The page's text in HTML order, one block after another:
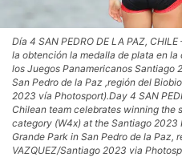
Día 4 SAN PEDRO DE LA PAZ,
la obtención la medalla de plata en
los Juegos Panamericanos Santiago
San Pedro de la Paz ,región del
2023 vía Photosport).Day 4 SAN
Chilean team celebrates winning the
category (W4x) at the Santiago 2023
Grande Park in San Pedro de la Paz,
VAZQUEZ/Santiago 2023 via